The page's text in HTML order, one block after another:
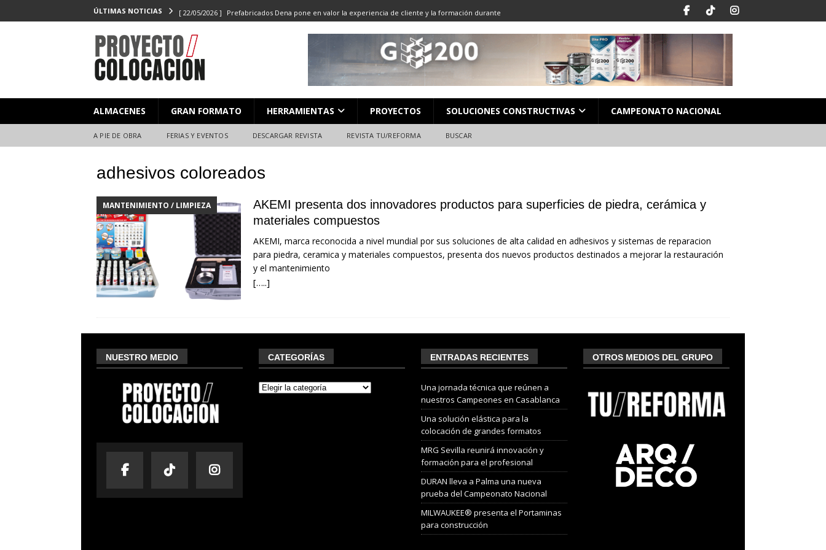
ÚLTIMAS NOTICIAS [ 22/05/2026 ] Prefabricados Dena pone en valor la experiencia de cliente y la formación durante
[ 27/02/2026 ] PROYECTO/COLOCACIÓN 13: CORTE DE GRAN FORMATO DESCARGAR REVISTA
[ 23/06/2025 ] PROYECTO/COLOCACIÓN 8: JUNTAS DESCARGAR REVISTA
Y EVENTOS
[ 08/07/2026 ] Nuevas citas para el profesional de la construcción CAMPEONATO NACIONAL
ALMACENES GRAN FORMATO HERRAMIENTAS PROYECTOS SOLUCIONES CONSTRUCTIVAS CAMPEONATO NACIONAL
A PIE DE OBRA FERIAS Y EVENTOS DESCARGAR REVISTA REVISTA TU/REFORMA BUSCAR
adhesivos coloreados
MANTENIMIENTO / LIMPIEZA
AKEMI presenta dos innovadores productos para superficies de piedra, cerámica y
materiales compuestos
AKEMI, marca reconocida a nivel mundial por sus soluciones de alta calidad en adhesivos y sistemas de reparacion
para piedra, ceramica y materiales compuestos, presenta dos nuevos productos destinados a mejorar la restauración
y el mantenimiento
[…..]
NUESTRO MEDIO CATEGORÍAS ENTRADAS RECIENTES
Una jornada técnica que reúnen a
nuestros Campeones en Casablanca
Una solución elástica para la
colocación de grandes formatos
MRG Sevilla reunirá innovación y
formación para el profesional
DURAN lleva a Palma una nueva
prueba del Campeonato Nacional
MILWAUKEE® presenta el Portaminas
para construcción
OTROS MEDIOS DEL GRUPO